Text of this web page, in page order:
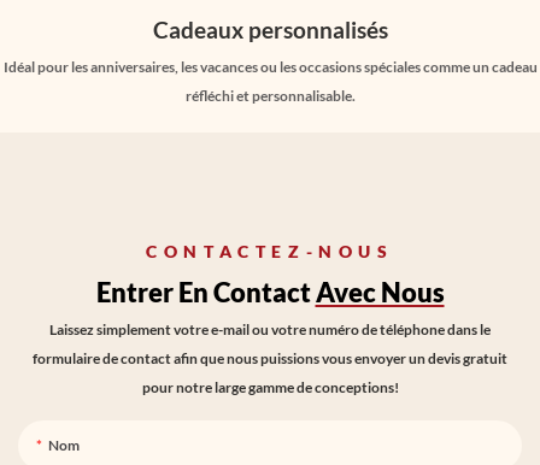
Cadeaux personnalisés
Idéal pour les anniversaires, les vacances ou les occasions spéciales comme un cadeau
réfléchi et personnalisable.
CONTACTEZ-NOUS
Entrer En ContactAvec Nous
Laissez simplement votre e-mail ou votre numéro de téléphone dans le
formulaire de contact afin que nous puissions vous envoyer un devis gratuit
pour notre large gamme de conceptions!
Nom